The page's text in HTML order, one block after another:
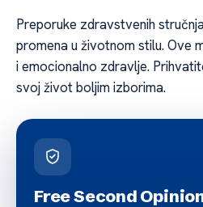
Preporuke zdravstvenih
promena u životnom stilu. Ove
i emocionalno zdravlje.
svoj život boljim izborima.
Free Second